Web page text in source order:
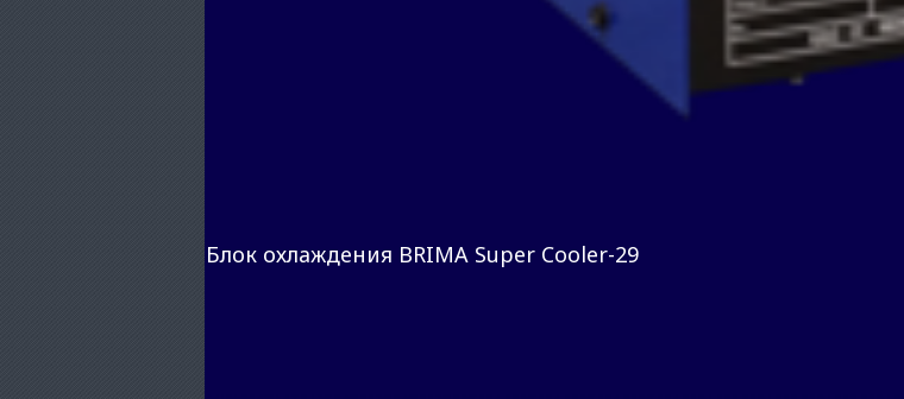
Блок охлаждения BRIMA Super Cooler-29